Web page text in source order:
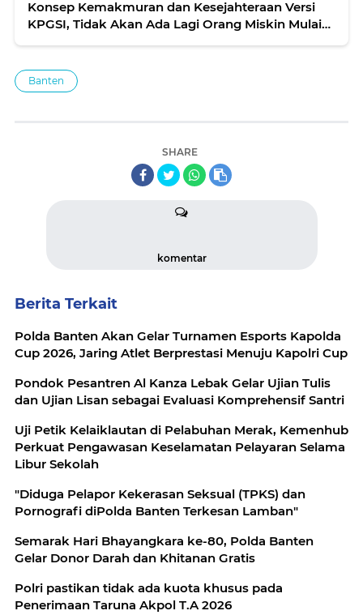
Konsep Kemakmuran dan Kesejahteraan Versi
KPGSI, Tidak Akan Ada Lagi Orang Miskin Mulai
Banten
SHARE
komentar
Berita Terkait
Polda Banten Akan Gelar Turnamen Esports Kapolda
Cup 2026, Jaring Atlet Berprestasi Menuju Kapolri Cup
Pondok Pesantren Al Kanza Lebak Gelar Ujian Tulis
dan Ujian Lisan sebagai Evaluasi Komprehensif Santri
Uji Petik Kelaiklautan di Pelabuhan Merak, Kemenhub
Perkuat Pengawasan Keselamatan Pelayaran Selama
Libur Sekolah
"Diduga Pelapor Kekerasan Seksual (TPKS) dan
Pornografi diPolda Banten Terkesan Lamban"
Semarak Hari Bhayangkara ke-80, Polda Banten
Gelar Donor Darah dan Khitanan Gratis
Polri pastikan tidak ada kuota khusus pada
Penerimaan Taruna Akpol T.A 2026